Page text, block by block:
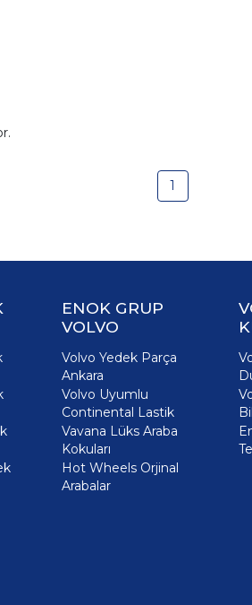
1
ENOK GRUP
VOLVO
Volvo Yedek Parça
Ankara
Volvo Uyumlu
Continental Lastik
Vavana Lüks Araba
Kokuları
Hot Wheels Orjinal
Arabalar